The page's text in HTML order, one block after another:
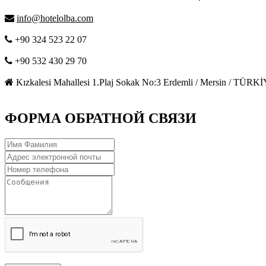
info@hotelolba.com
+90 324 523 22 07
+90 532 430 29 70
Kızkalesi Mahallesi 1.Plaj Sokak No:3 Erdemli / Mersin /
ФОРМА ОБРАТНОЙ СВЯЗИ